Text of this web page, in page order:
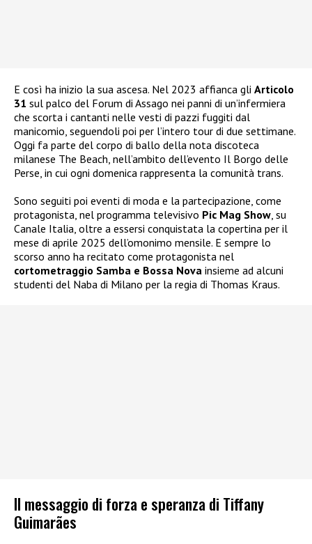
E così ha inizio la sua ascesa. Nel 2023 affianca gli Articolo
31 sul palco del Forum di Assago nei panni di un’infermiera
che scorta i cantanti nelle vesti di pazzi fuggiti dal
manicomio, seguendoli poi per l’intero tour di due settimane.
Oggi fa parte del corpo di ballo della nota discoteca
milanese The Beach, nell’ambito dell’evento Il Borgo delle
Perse, in cui ogni domenica rappresenta la comunità trans.
Sono seguiti poi eventi di moda e la partecipazione, come
protagonista, nel programma televisivo Pic Mag Show, su
Canale Italia, oltre a essersi conquistata la copertina per il
mese di aprile 2025 dell’omonimo mensile. E sempre lo
scorso anno ha recitato come protagonista nel
cortometraggio Samba e Bossa Nova insieme ad alcuni
studenti del Naba di Milano per la regia di Thomas Kraus.
Il messaggio di forza e speranza di Tiffany
Guimarães